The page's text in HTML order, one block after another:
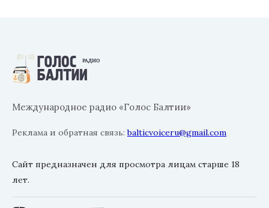
Международное радио «Голос Балтии»
Реклама и обратная связь:balticvoiceru@gmail.com
Сайт предназначен для просмотра лицам старше 18
лет.